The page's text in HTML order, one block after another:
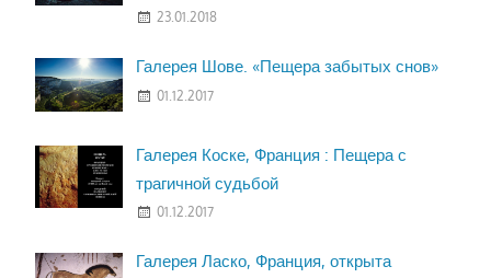
23.01.2018
Галерея Шове. «Пещера забытых снов»
01.12.2017
Галерея Коске, Франция : Пещера с
трагичной судьбой
01.12.2017
Галерея Ласко, Франция, открыта